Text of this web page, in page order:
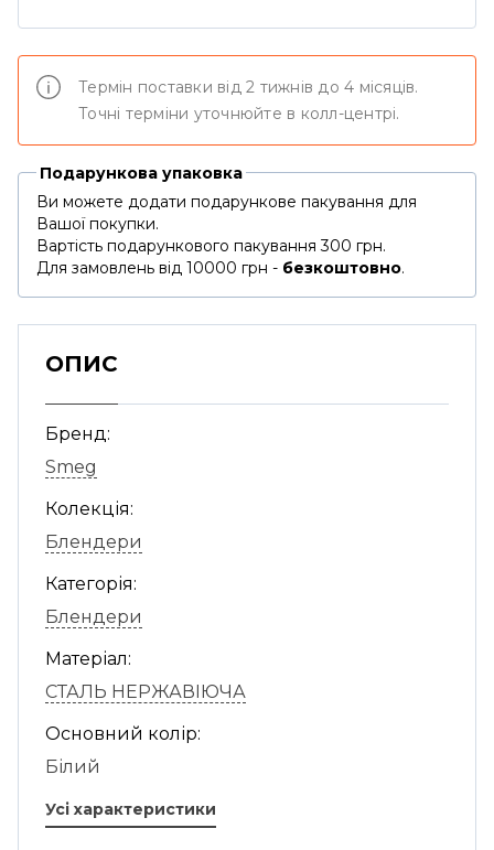
Термін поставки від 2 тижнів до 4 місяців.
Точні терміни уточнюйте в колл-центрі.
Подарункова упаковка
Ви можете додати подарункове пакування для
Вашої покупки.
Вартість подарункового пакування 300 грн.
Для замовлень від 10000 грн - безкоштовно.
ОПИС
Бренд:
Smeg
Колекція:
Блендери
Категорія:
Блендери
Матеріал:
СТАЛЬ НЕРЖАВІЮЧА
Основний колір:
Білий
Усі характеристики